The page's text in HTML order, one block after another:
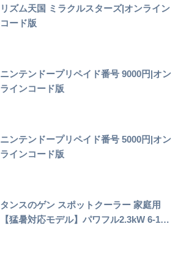
リズム天国 ミラクルスターズ|オンライン
コード版
ニンテンドープリペイド番号 9000円|オン
ラインコード版
ニンテンドープリペイド番号 5000円|オン
ラインコード版
タンスのゲン スポットクーラー 家庭用
【猛暑対応モデル】パワフル2.3kW 6-1…